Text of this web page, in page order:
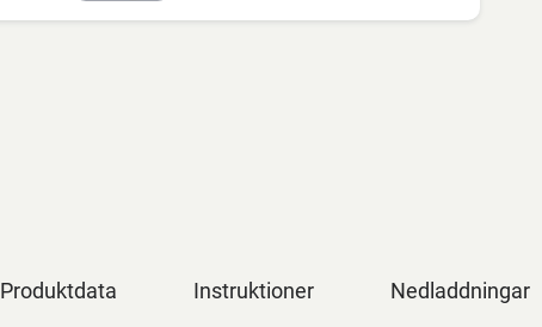
Produktdata Instruktioner Nedladdningar